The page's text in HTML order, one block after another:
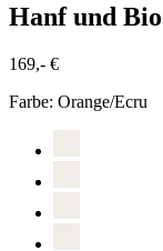
Hanf und
169,- €
Farbe: Orange/Ecru